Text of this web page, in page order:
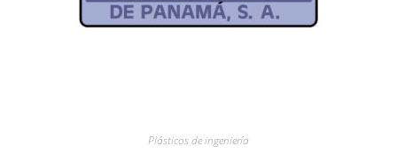
Plásticos de ingeniería